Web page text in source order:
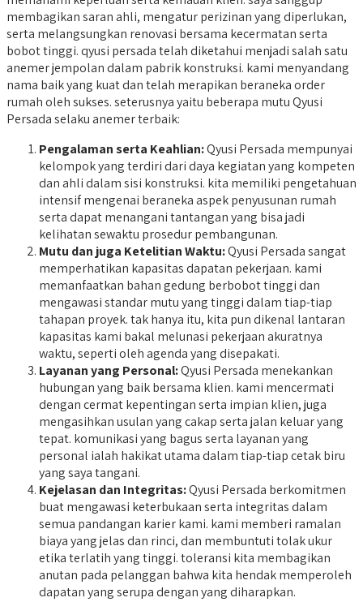
membagikan saran ahli, mengatur perizinan yang diperlukan,
serta melangsungkan renovasi bersama kecermatan serta
bobot tinggi. qyusi persada telah diketahui menjadi salah satu
anemer jempolan dalam pabrik konstruksi. kami menyandang
nama baik yang kuat dan telah merapikan beraneka order
rumah oleh sukses. seterusnya yaitu beberapa mutu Qyusi
Persada selaku anemer terbaik:
Pengalaman serta Keahlian:Qyusi Persada mempunyai
kelompok yang terdiri dari daya kegiatan yang kompeten
dan ahli dalam sisi konstruksi. kita memiliki pengetahuan
intensif mengenai beraneka aspek penyusunan rumah
serta dapat menangani tantangan yang bisa jadi
kelihatan sewaktu prosedur pembangunan.
Mutu dan juga Ketelitian Waktu:Qyusi Persada sangat
memperhatikan kapasitas dapatan pekerjaan. kami
memanfaatkan bahan gedung berbobot tinggi dan
mengawasi standar mutu yang tinggi dalam tiap-tiap
tahapan proyek. tak hanya itu, kita pun dikenal lantaran
kapasitas kami bakal melunasi pekerjaan akuratnya
waktu, seperti oleh agenda yang disepakati.
Layanan yang Personal:Qyusi Persada menekankan
hubungan yang baik bersama klien. kami mencermati
dengan cermat kepentingan serta impian klien, juga
mengasihkan usulan yang cakap serta jalan keluar yang
tepat. komunikasi yang bagus serta layanan yang
personal ialah hakikat utama dalam tiap-tiap cetak biru
yang saya tangani.
Kejelasan dan Integritas:Qyusi Persada berkomitmen
buat mengawasi keterbukaan serta integritas dalam
semua pandangan karier kami. kami memberi ramalan
biaya yang jelas dan rinci, dan membuntuti tolak ukur
etika terlatih yang tinggi. toleransi kita membagikan
anutan pada pelanggan bahwa kita hendak memperoleh
dapatan yang serupa dengan yang diharapkan.